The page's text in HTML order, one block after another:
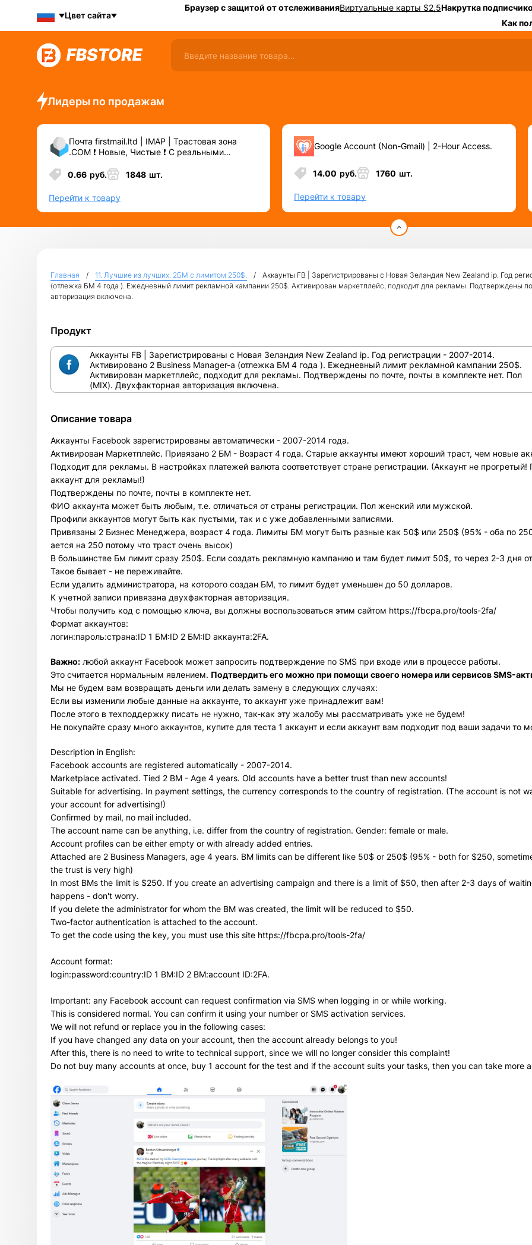
Цвет сайта
Браузер с защитой от отслеживанияВиртуальные карты $2,5Накрутка
Как
Лидеры по продажам
Почта firstmail.ltd | IMAP | Трастовая зона
.COM ❗️ Новые, Чистые ❗️ С реальными
прочих сервисов\соц.сетей.
0.66 руб. 1848 шт.
Перейти к товару
Google Account (Non-Gmail) | 2-Hour Access.
14.00 руб. 1760 шт.
Перейти к товару
Главная 11. Лучшие из лучших. 2БМ c лимитом 250$.
Аккаунты FB | Зарегистрированы с Новая Зеландия New Zealand ip. Год
(отлежка БМ 4 года ). Ежедневный лимит рекламной кампании 250$. Активирован маркетплейс, подходит для рекламы. Подтверждены
авторизация включена.
Продукт
Аккаунты FB | Зарегистрированы с Новая Зеландия New Zealand ip. Год регистрации - 2007-2014.
Активировано 2 Business Manager-а (отлежка БМ 4 года ). Ежедневный лимит рекламной кампании 250$.
Активирован маркетплейс, подходит для рекламы. Подтверждены по почте, почты в комплекте нет. Пол
(MIX). Двухфакторная авторизация включена.
Описание товара
Аккаунты Facebook зарегистрированы автоматически - 2007-2014 года.
Активирован Маркетплейс. Привязано 2 БМ - Возраст 4 года. Старые аккаунты имеют хороший траст, чем новые
Подходит для рекламы. В настройках платежей валюта соответствует стране регистрации. (Аккаунт не прогретый!
аккаунт для рекламы!)
Подтверждены по почте, почты в комплекте нет.
ФИО аккаунта может быть любым, т.е. отличаться от страны регистрации. Пол женский или мужской.
Профили аккаунтов могут быть как пустыми, так и с уже добавленными записями.
Привязаны 2 Бизнес Менеджера, возраст 4 года. Лимиты БМ могут быть разные как 50$ или 250$ (95% - оба по
ается на 250 потому что траст очень высок)
В большинстве Бм лимит сразу 250$. Если создать рекламную кампанию и там будет лимит 50$, то через 2-3 дня
Такое бывает - не переживайте.
Если удалить администратора, на которого создан БМ, то лимит будет уменьшен до 50 долларов.
К учетной записи привязана двухфакторная авторизация.
Чтобы получить код с помощью ключа, вы должны воспользоваться этим сайтом https://fbcpa.pro/tools-2fa/
Формат аккаунтов:
логин:пароль:страна:ID 1 БМ:ID 2 БМ:ID аккаунта:2FA.
Важно: любой аккаунт Facebook может запросить подтверждение по SMS при входе или в процессе работы.
Это считается нормальным явлением. Подтвердить его можно при помощи своего номера или сервисов SMS-
Мы не будем вам возвращать деньги или делать замену в следующих случаях:
Если вы изменили любые данные на аккаунте, то аккаунт уже принадлежит вам!
После этого в техподдержку писать не нужно, так-как эту жалобу мы рассматривать уже не будем!
Не покупайте сразу много аккаунтов, купите для теста 1 аккаунт и если аккаунт вам подходит под ваши задачи то
Description in English:
Facebook accounts are registered automatically - 2007-2014.
Marketplace activated. Tied 2 BM - Age 4 years. Old accounts have a better trust than new accounts!
Suitable for advertising. In payment settings, the currency corresponds to the country of registration. (The account is not
your account for advertising!)
Confirmed by mail, no mail included.
The account name can be anything, i.e. differ from the country of registration. Gender: female or male.
Account profiles can be either empty or with already added entries.
Attached are 2 Business Managers, age 4 years. BM limits can be different like 50$ or 250$ (95% - both for $250,
the trust is very high)
In most BMs the limit is $250. If you create an advertising campaign and there is a limit of $50, then after 2-3 days of
happens - don't worry.
If you delete the administrator for whom the BM was created, the limit will be reduced to $50.
Two-factor authentication is attached to the account.
To get the code using the key, you must use this site https://fbcpa.pro/tools-2fa/
Account format:
login:password:country:ID 1 BM:ID 2 BM:account ID:2FA.
Important: any Facebook account can request confirmation via SMS when logging in or while working.
This is considered normal. You can confirm it using your number or SMS activation services.
We will not refund or replace you in the following cases:
If you have changed any data on your account, then the account already belongs to you!
After this, there is no need to write to technical support, since we will no longer consider this complaint!
Do not buy many accounts at once, buy 1 account for the test and if the account suits your tasks, then you can take more
Всего позиций в корзине
Сумма к оплате (без скидок)